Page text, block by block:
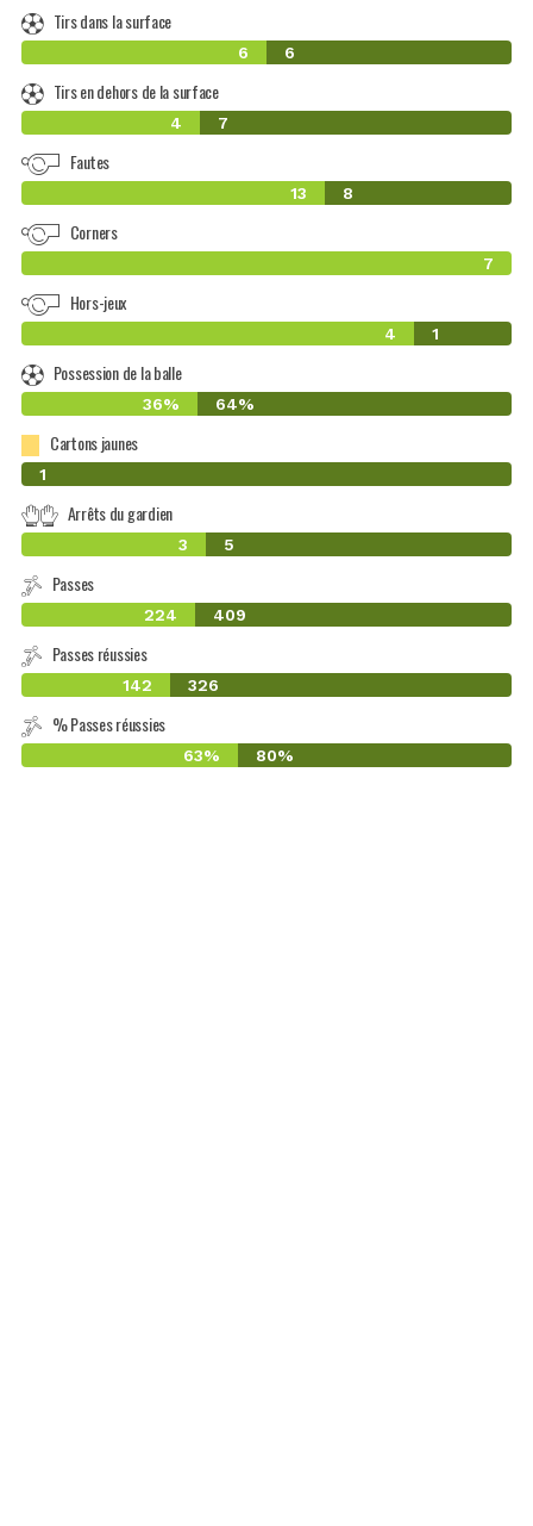
Tirs dans la surface
6 6
Tirs en dehors de la surface
4 7
Fautes
13 8
Corners
7
Hors-jeux
4 1
Possession de la balle
36% 64%
Cartons jaunes
0
1
Arrêts du gardien
3 5
Passes
224 409
Passes réussies
142 326
% Passes réussies
63% 80%